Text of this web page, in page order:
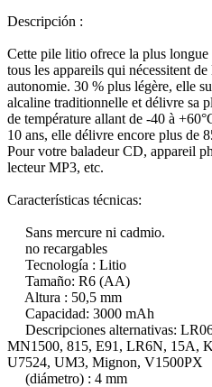
Descripción :
Cette pile litio ofrece la plus
tous les appareils qui nécessitent
autonomie. 30 % plus légère, elle
alcaline traditionnelle et délivre sa
de température allant de -40 à
10 ans, elle délivre encore plus de
Pour votre baladeur CD, appareil
lecteur MP3, etc.
Características técnicas:
Sans mercure ni cadmio.
no recargables
Tecnología : Litio
Tamaño: R6 (AA)
Altura : 50,5 mm
Capacidad: 3000 mAh
Descripciones alternativas:
MN1500, 815, E91, LR6N, 15A,
U7524, UM3, Mignon, V1500PX
(diámetro) : 4 mm